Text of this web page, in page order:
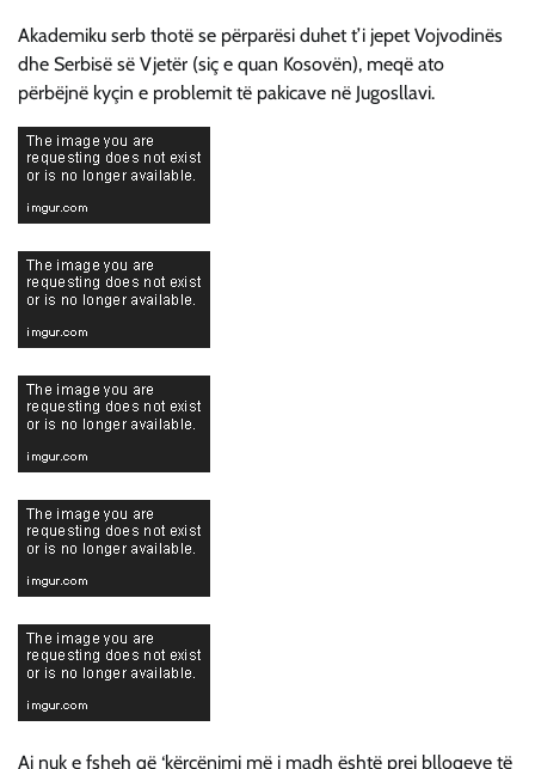
Akademiku serb thotë se përparësi duhet t’i jepet Vojvodinës
dhe Serbisë së Vjetër (siç e quan Kosovën), meqë ato
përbëjnë kyçin e problemit të pakicave në Jugosllavi.
Ai nuk e fsheh që ‘kërcënimi më i madh është prej blloqeve të